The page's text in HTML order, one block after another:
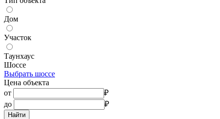
Дом
Участок
Таунхаус
Шоссе
Выбрать шоссе
Цена объекта
от
₽
до
₽
Найти